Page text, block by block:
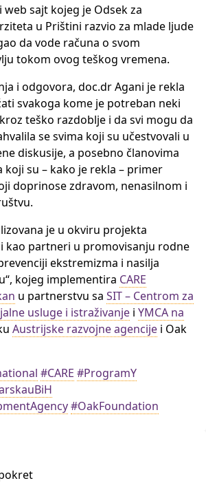
sajt kojeg je Odsek za
u Prištini razvio za mlade ljude
da vode računa o svom
tokom ovog teškog vremena.
i odgovora, doc.dr Agani je rekla
svakoga kome je potreban neki
teško razdoblje i da svi mogu da
se svima koji su učestvovali u
diskusije, a posebno članovima
koji su – kako je rekla – primer
doprinose zdravom, nenasilnom i
je u okviru projekta
kao partneri u promovisanju rodne
ekstremizma i nasilja
kojeg implementira CARE
u partnerstvu sa SIT – Centrom za
usluge i istraživanje i YMCA na
Austrijske razvojne agencije i Oak
#CARE #ProgramY
#OakFoundation